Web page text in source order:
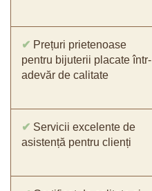
✔ Prețuri prietenoase
pentru bijuterii placate într-
adevăr de calitate
✔ Servicii excelente de
asistență pentru clienți